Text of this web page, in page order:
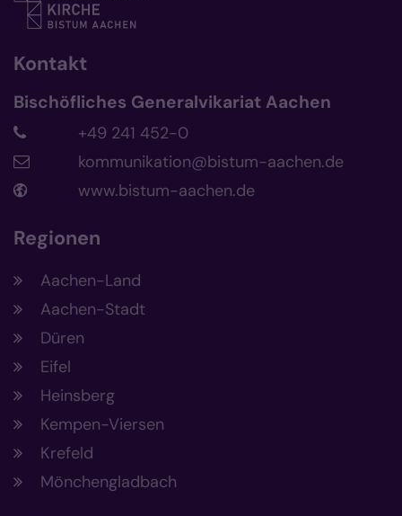
Kontakt
Bischöfliches Generalvikariat Aachen
+49 241 452-0
kommunikation@bistum-aachen.de
www.bistum-aachen.de
Regionen
Aachen-Land
Aachen-Stadt
Düren
Eifel
Heinsberg
Kempen-Viersen
Krefeld
Mönchengladbach